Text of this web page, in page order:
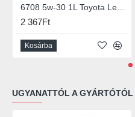
2 367Ft
Kosárba
UGYANATTÓL A GYÁRTÓTÓL